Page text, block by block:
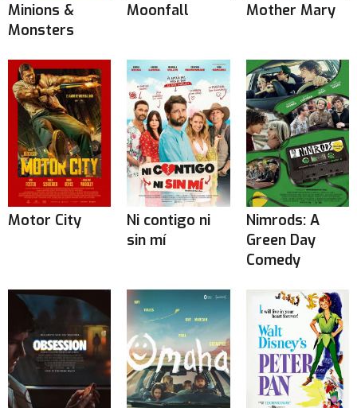
Minions &
Monsters
Moonfall Mother Mary
Motor City
Ni contigo ni
sin mí
Nimrods: A
Green Day
Comedy